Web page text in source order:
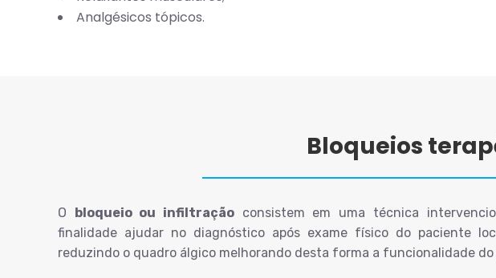
Analgésicos tópicos.
Bloqueios
O bloqueio ou infiltração consistem em uma técnica
finalidade ajudar no diagnóstico após exame físico do paciente
reduzindo o quadro álgico melhorando desta forma a funcionalidade